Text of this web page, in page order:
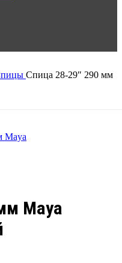
Спица 28-29″ 290 мм
Maya